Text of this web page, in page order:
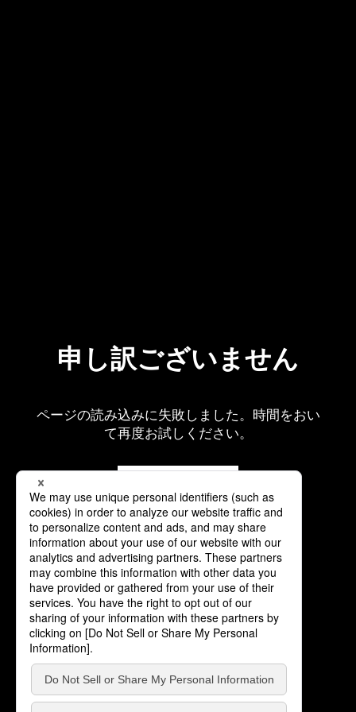
申し訳ございません
ページの読み込みに失敗しました。時間をおい
て再度お試しください。